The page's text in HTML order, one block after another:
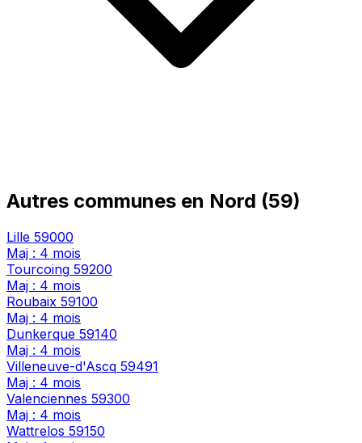
Autres communes en Nord (59)
Lille 59000
Maj : 4 mois
Tourcoing 59200
Maj : 4 mois
Roubaix 59100
Maj : 4 mois
Dunkerque 59140
Maj : 4 mois
Villeneuve-d'Ascq 59491
Maj : 4 mois
Valenciennes 59300
Maj : 4 mois
Wattrelos 59150